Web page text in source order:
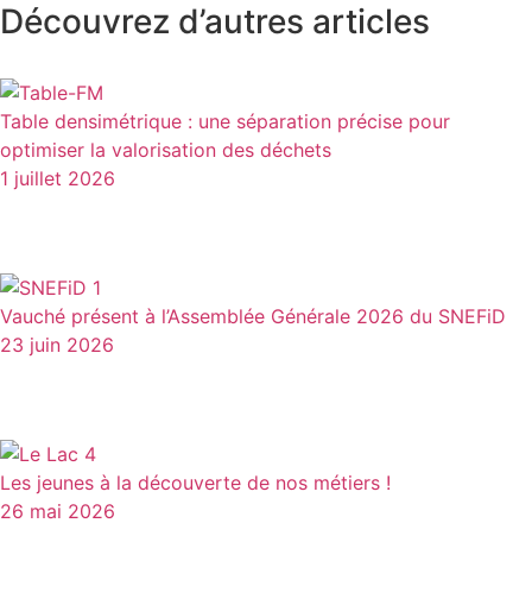
Découvrez d’autres articles
Table densimétrique : une séparation précise pour
optimiser la valorisation des déchets
1 juillet 2026
Vauché présent à l’Assemblée Générale 2026 du SNEFiD
23 juin 2026
Les jeunes à la découverte de nos métiers !
26 mai 2026